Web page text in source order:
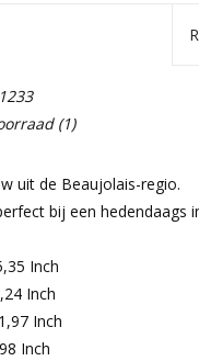
(1)
uit de Beaujolais-regio.
bij een hedendaags
Inch
Inch
Inch
Inch